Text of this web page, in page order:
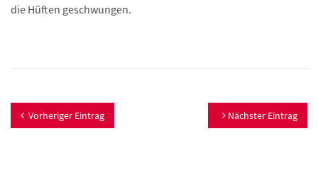
die Hüften geschwungen.
Vorheriger Eintrag Nächster Eintrag